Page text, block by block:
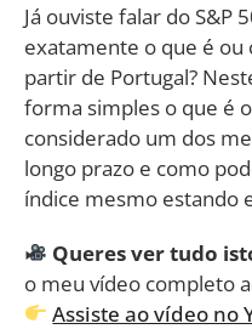
Já ouviste falar do S&P
exatamente o que é ou
partir de Portugal?
forma simples o que é
considerado um dos
longo prazo e como
índice mesmo estando
Queres ver tudo
o meu vídeo completo
Assiste ao vídeo no